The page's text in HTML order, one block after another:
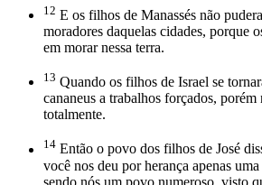
12 E os filhos de Manassés não
moradores daquelas cidades, porque
em morar nessa terra.
13 Quando os filhos de Israel se
cananeus a trabalhos forçados, porém
totalmente.
14 Então o povo dos filhos de José
você nos deu por herança apenas
sendo nós um povo numeroso, visto